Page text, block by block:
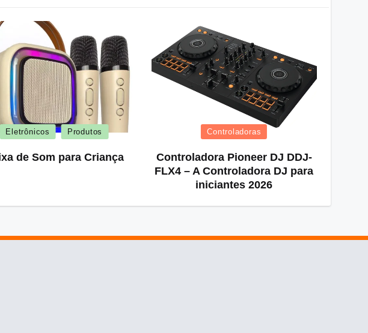
Eletrônicos Produtos
de Som para Criança
Posted
Controladoras
Controladora Pioneer DJ DDJ-
FLX4 – A Controladora DJ para
iniciantes 2026